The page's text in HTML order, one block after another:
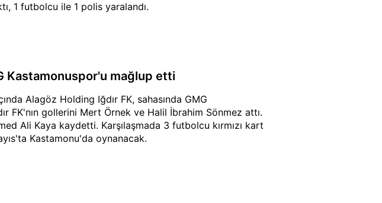
1 futbolcu ile 1 polis yaralandı.
Kastamonuspor'u mağlup etti
Alagöz Holding Iğdır FK, sahasında GMG
FK'nın gollerini Mert Örnek ve Halil İbrahim Sönmez attı.
Ali Kaya kaydetti. Karşılaşmada 3 futbolcu kırmızı kart
Kastamonu'da oynanacak.